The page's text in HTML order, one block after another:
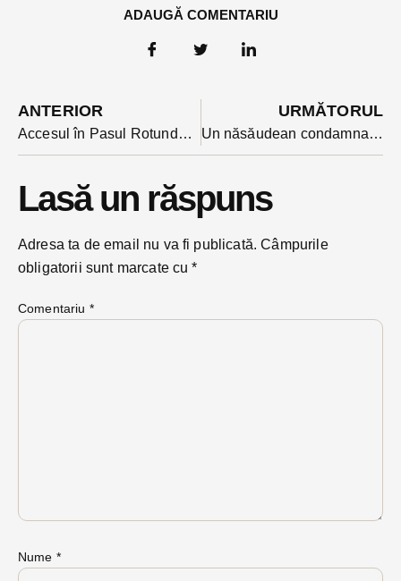
ADAUGĂ COMENTARIU
ANTERIOR
Accesul în Pasul Rotunda blocat pe DJ 17 D
URMĂTORUL
Un năsăudean condamnat pentru violentă în familie ” repatriat” din Italia pentru a-și ispăși pedeapsa
Lasă un răspuns
Adresa ta de email nu va fi publicată. Câmpurile
obligatorii sunt marcate cu*
Comentariu *
Nume *